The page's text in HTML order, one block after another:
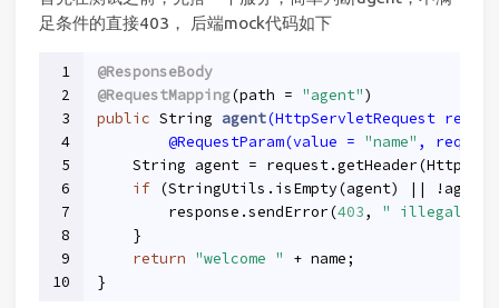
足条件的直接403， 后端mock代码如下
1
2
3
4
5
6
7
8
9
10
@ResponseBody
@RequestMapping(path = "agent")
public String agent(HttpServletRequest
        @RequestParam(value =
"name" ,
String agent =
if (StringUtils.isEmpty(agent) ||
        response.sendError(
403, " illegal
    }
return "welcome " + name;
}